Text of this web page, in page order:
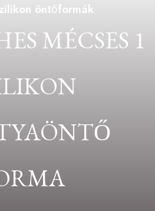
öntőformák
MÉCSES 1